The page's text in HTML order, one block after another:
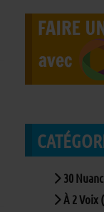
30
À 2 Voix